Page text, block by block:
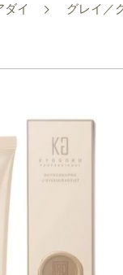
ダイ グレイ／